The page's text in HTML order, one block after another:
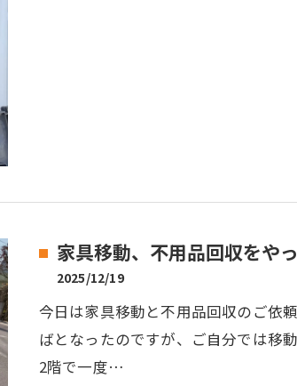
家具移動、不用品回収をや
2025/12/19
今日は家具移動と不用品回収のご依
ばとなったのですが、ご自分では移
2階で一度…